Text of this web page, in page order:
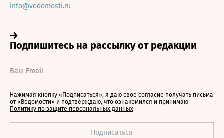
info@vedomosti.ru
Нажимая кнопку «Подписаться», я даю свое согласие получать письма
от «Ведомости» и подтверждаю, что ознакомился и принимаю
Политику по защите персональных данных